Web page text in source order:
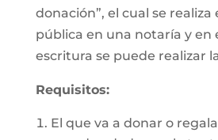
donación”, el cual se realiza
pública en una notaría y en
escritura se puede realizar
Requisitos:
El que va a donar o